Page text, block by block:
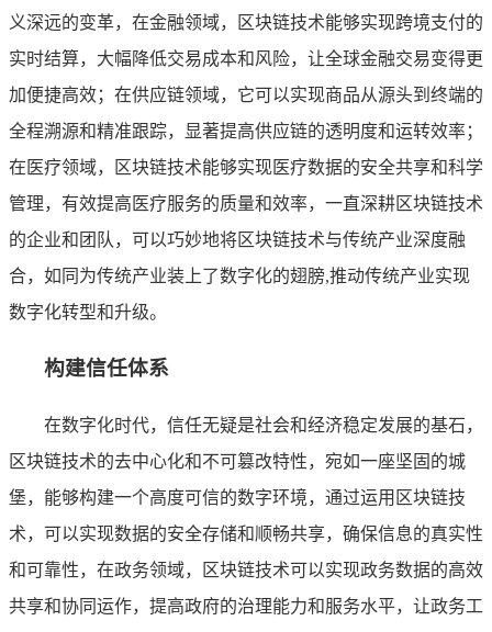
义深远的变革，在金融领域，区块链技术能够实现跨境支付的
实时结算，大幅降低交易成本和风险，让全球金融交易变得更
加便捷高效；在供应链领域，它可以实现商品从源头到终端的
全程溯源和精准跟踪，显著提高供应链的透明度和运转效率；
在医疗领域，区块链技术能够实现医疗数据的安全共享和科学
管理，有效提高医疗服务的质量和效率，一直深耕区块链技术
的企业和团队，可以巧妙地将区块链技术与传统产业深度融
合，如同为传统产业装上了数字化的翅膀,推动传统产业实现
数字化转型和升级。
构建信任体系
在数字化时代，信任无疑是社会和经济稳定发展的基石，
区块链技术的去中心化和不可篡改特性，宛如一座坚固的城
堡，能够构建一个高度可信的数字环境，通过运用区块链技
术，可以实现数据的安全存储和顺畅共享，确保信息的真实性
和可靠性，在政务领域，区块链技术可以实现政务数据的高效
共享和协同运作，提高政府的治理能力和服务水平，让政务工